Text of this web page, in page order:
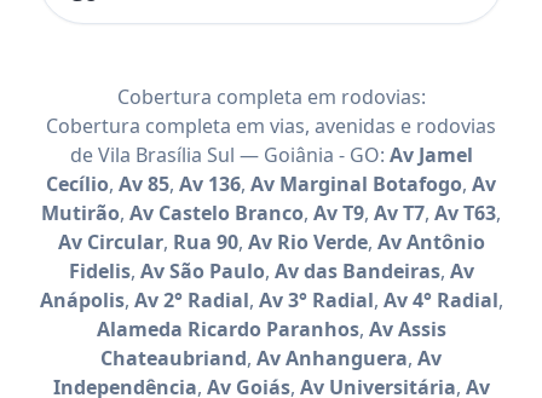
Cobertura completa em rodovias:
Cobertura completa em vias, avenidas e rodovias
de Vila Brasília Sul — Goiânia - GO: Av Jamel
Cecílio, Av 85, Av 136, Av Marginal Botafogo, Av
Mutirão, Av Castelo Branco, Av T9, Av T7, Av T63,
Av Circular, Rua 90, Av Rio Verde, Av Antônio
Fidelis, Av São Paulo, Av das Bandeiras, Av
Anápolis, Av 2° Radial, Av 3° Radial, Av 4° Radial,
Alameda Ricardo Paranhos, Av Assis
Chateaubriand, Av Anhanguera, Av
Independência, Av Goiás, Av Universitária, Av